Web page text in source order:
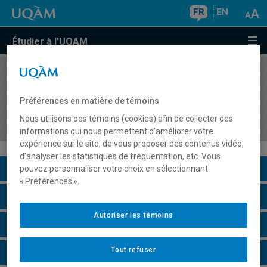
FR EN
Étudier à l'UQAM
COURS//
préscolaire-primaire ou au secondaire :
intégration des compétences professionnelles
Description du cours
Horaire - Automne 2026
Préférences en matière de témoins
Nous utilisons des témoins (cookies) afin de collecter des
informations qui nous permettent d’améliorer votre
expérience sur le site, de vous proposer des contenus vidéo,
d’analyser les statistiques de fréquentation, etc. Vous
pouvez personnaliser votre choix en sélectionnant
« Préférences ».
Tout refuser
Autoriser les témoins